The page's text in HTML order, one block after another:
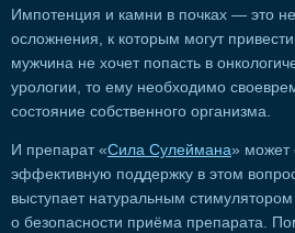
Импотенция и камни в почках — это
осложнения, к которым могут
мужчина не хочет попасть в
урологии, то ему необходимо
состояние собственного организма.
И препарат «Сила Сулеймана» может
эффективную поддержку в этом
выступает натуральным
о безопасности приёма препарата.